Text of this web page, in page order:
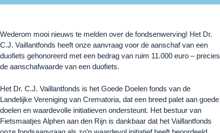
Wederom mooi nieuws te melden over de fondsenwerving! Het Dr.
C.J. Vaillantfonds heeft onze aanvraag voor de aanschaf van een
duofiets gehonoreerd met een bedrag van ruim 11.000 euro – precies
de aanschafwaarde van een duofiets.
Het Dr. C.J. Vaillantfonds is het Goede Doelen fonds van de
Landelijke Vereniging van Crematoria, dat een breed palet aan goede
doelen en waardevolle initiatieven ondersteunt. Het bestuur van
Fietsmaatjes Alphen aan den Rijn is dankbaar dat het Vaillantfonds